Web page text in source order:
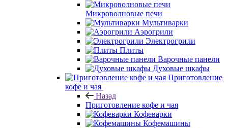
Микроволновые печи
Мультиварки
Аэрогрили
Электрогрили
Плиты
Варочные панели
Духовые шкафы
Приготовление
кофе и чая
Назад
Приготовление кофе и чая
Кофеварки
Кофемашины